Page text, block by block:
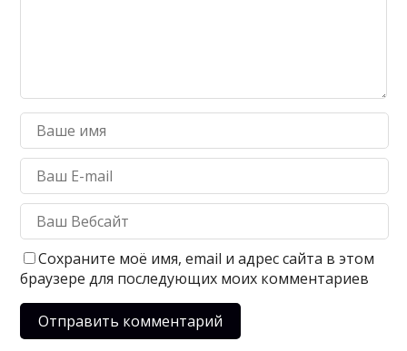
Сохраните моё имя, email и адрес сайта в этом
браузере для последующих моих комментариев